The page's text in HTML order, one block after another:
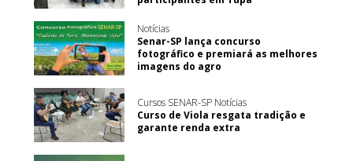
Notícias
Senar-SP lança concurso
fotográfico e premiará as melhores
imagens do agro
Cursos SENAR-SP Notícias
Curso de Viola resgata tradição e
garante renda extra